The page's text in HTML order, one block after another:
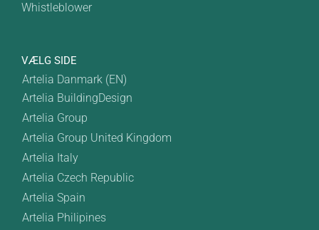
Whistleblower
VÆLG SIDE
Artelia Danmark (EN)
Artelia BuildingDesign
Artelia Group
Artelia Group United Kingdom
Artelia Italy
Artelia Czech Republic
Artelia Spain
Artelia Philipines